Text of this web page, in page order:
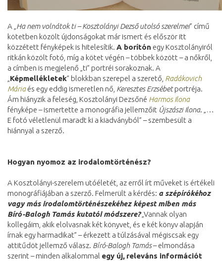
A „Ha nem volnátok ti – Kosztolányi Dezső utolsó szerelmei” című
kötetben közölt újdonságokat már ismert és először itt
közzétett fényképek is hitelesítik. A borítón egy Kosztolányiról
ritkán közölt fotó, míg a kötet végén – többek között – a nőkről,
a címben is megjelenő „ti” portréi sorakoznak. A
„Képmellékletek” blokkban szerepel a szerető, Radákovich
Máriaés egy eddig ismeretlen nő, Keresztes Erzsébetportréja.
Ám hiányzik a feleség, Kosztolányi Dezsőné Harmos Ilona
fényképe – ismertette a monográfia jellemzőit Újszászi Ilona. „…
E fotó véletlenül maradt ki a kiadványból” – szembesült a
hiánnyal a szerző.
Hogyan nyomoz az irodalomtörténész?
A Kosztolányi-szerelem utóéletét, az erről írt műveket is értékeli
monográfiájában a szerző. Felmerült a kérdés: a szépírókéhoz
vagy más irodalomtörténészekéhez képest miben más
Bíró-Balogh Tamás kutatói módszere?„Vannak olyan
kollegáim, akik elolvasnak két könyvet, és e két könyv alapján
írnak egy harmadikat” – érkezett a túlzásával mégiscsak egy
attitűdöt jellemző válasz. Bíró-Balogh Tamás– elmondása
szerint – minden alkalommal egy új, releváns információt